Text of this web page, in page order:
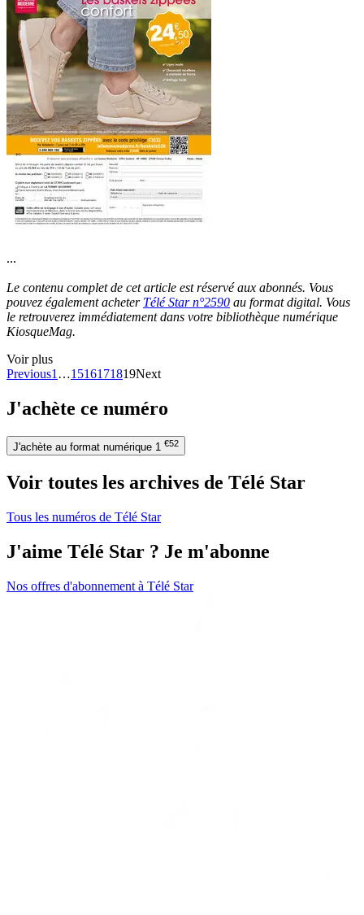
...
Le contenu complet de cet article est réservé aux abonnés. Vous
pouvez également acheter Télé Star n°2590 au format digital. Vous
le retrouverez immédiatement dans votre bibliothèque numérique
KiosqueMag.
Voir plus
Previous1…1516171819Next
J'achète ce numéro
J'achète au format numérique 1 €52
Voir toutes les archives de Télé Star
Tous les numéros de Télé Star
J'aime Télé Star ? Je m'abonne
Nos offres d'abonnement à Télé Star